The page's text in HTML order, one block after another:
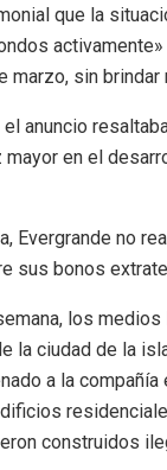
que la
marzo, sin brindar
anuncio
en el
Evergrande no
sus bonos
los
la ciudad de la
a la
construidos